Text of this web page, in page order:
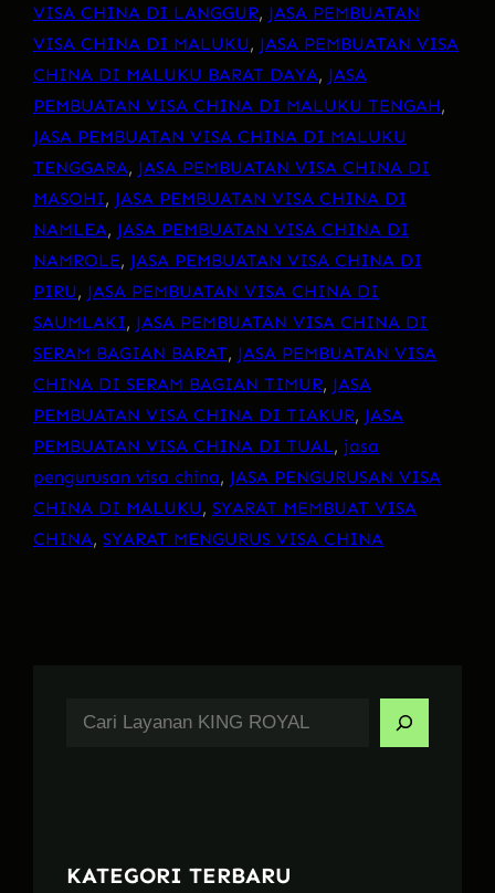
VISA CHINA DI LANGGUR, JASA PEMBUATAN
VISA CHINA DI MALUKU, JASA PEMBUATAN VISA
CHINA DI MALUKU BARAT DAYA, JASA
PEMBUATAN VISA CHINA DI MALUKU TENGAH
JASA PEMBUATAN VISA CHINA DI MALUKU
TENGGARA, JASA PEMBUATAN VISA CHINA DI
MASOHI, JASA PEMBUATAN VISA CHINA DI
NAMLEA, JASA PEMBUATAN VISA CHINA DI
NAMROLE, JASA PEMBUATAN VISA CHINA DI
PIRU, JASA PEMBUATAN VISA CHINA DI
SAUMLAKI, JASA PEMBUATAN VISA CHINA DI
SERAM BAGIAN BARAT, JASA PEMBUATAN VISA
CHINA DI SERAM BAGIAN TIMUR, JASA
PEMBUATAN VISA CHINA DI TIAKUR, JASA
PEMBUATAN VISA CHINA DI TUAL, jasa
pengurusan visa china, JASA PENGURUSAN VISA
CHINA DI MALUKU, SYARAT MEMBUAT VISA
CHINA, SYARAT MENGURUS VISA CHINA
h
KATEGORI TERBARU